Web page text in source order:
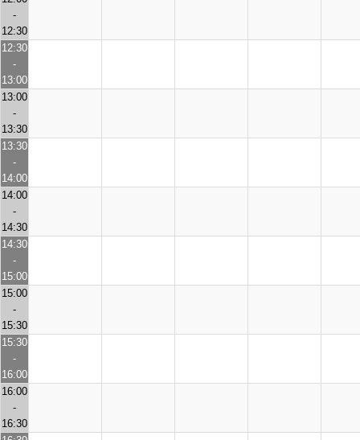
-
12:30
12:30
-
13:00
13:00
-
13:30
13:30
-
14:00
14:00
-
14:30
14:30
-
15:00
15:00
-
15:30
15:30
-
16:00
16:00
-
16:30